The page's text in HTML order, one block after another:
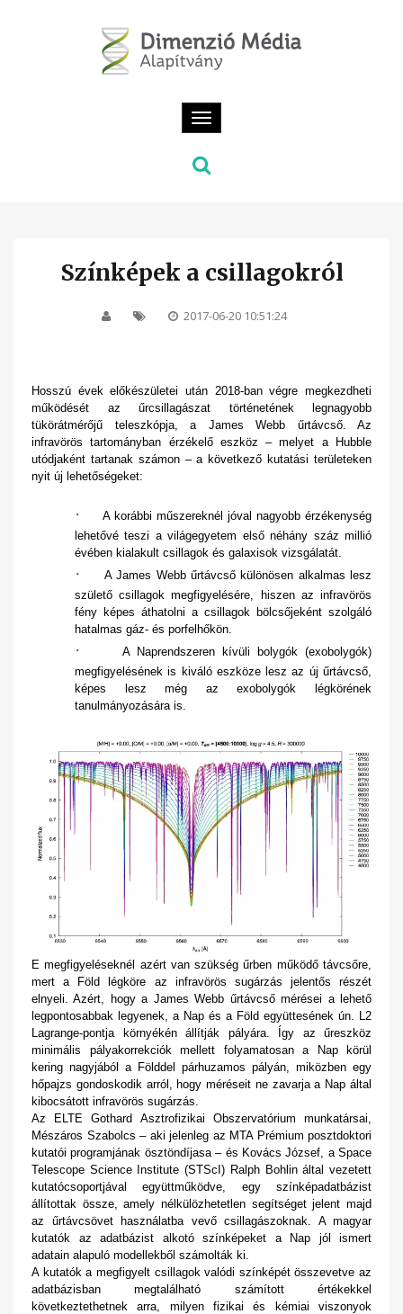
Toggle
navigation
Színképek a csillagokról
2017-06-20 10:51:24
Hosszú évek előkészületei után 2018-ban végre megkezdheti
működését az űrcsillagászat történetének legnagyobb
tükörátmérőjű teleszkópja, a James Webb űrtávcső. Az
infravörös tartományban érzékelő eszköz – melyet a Hubble
utódjaként tartanak számon – a következő kutatási területeken
nyit új lehetőségeket:
·
A korábbi műszereknél jóval nagyobb érzékenység
lehetővé teszi a világegyetem első néhány száz millió
évében kialakult csillagok és galaxisok vizsgálatát.
·
A James Webb űrtávcső különösen alkalmas lesz
születő csillagok megfigyelésére, hiszen az infravörös
fény képes áthatolni a csillagok bölcsőjeként szolgáló
hatalmas gáz- és porfelhőkön.
·
A Naprendszeren kívüli bolygók (exobolygók)
megfigyelésének is kiváló eszköze lesz az új űrtávcső,
képes lesz még az exobolygók légkörének
tanulmányozására is.
E megfigyeléseknél azért van szükség űrben működő távcsőre,
mert a Föld légköre az infravörös sugárzás jelentős részét
elnyeli. Azért, hogy a James Webb űrtávcső mérései a lehető
legpontosabbak legyenek, a Nap és a Föld együttesének ún. L2
Lagrange-pontja környékén állítják pályára. Így az űreszköz
minimális pályakorrekciók mellett folyamatosan a Nap körül
kering nagyjából a Földdel párhuzamos pályán, miközben egy
hőpajzs gondoskodik arról, hogy méréseit ne zavarja a Nap által
kibocsátott infravörös sugárzás.
Az ELTE Gothard Asztrofizikai Obszervatórium munkatársai,
Mészáros Szabolcs – aki jelenleg az MTA Prémium posztdoktori
kutatói programjának ösztöndíjasa – és Kovács József, a Space
Telescope Science Institute (STScI) Ralph Bohlin által vezetett
kutatócsoportjával együttműködve, egy színképadatbázist
állítottak össze, amely nélkülözhetetlen segítséget jelent majd
az űrtávcsövet használatba vevő csillagászoknak. A magyar
kutatók az adatbázist alkotó színképeket a Nap jól ismert
adatain alapuló modellekből számolták ki.
A kutatók a megfigyelt csillagok valódi színképét összevetve az
adatbázisban megtalálható számított értékekkel
következtethetnek arra, milyen fizikai és kémiai viszonyok